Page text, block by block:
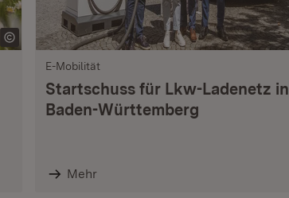
E-Mobilität
Startschuss für Lkw-Ladenetz in
Baden-Württemberg
Mehr